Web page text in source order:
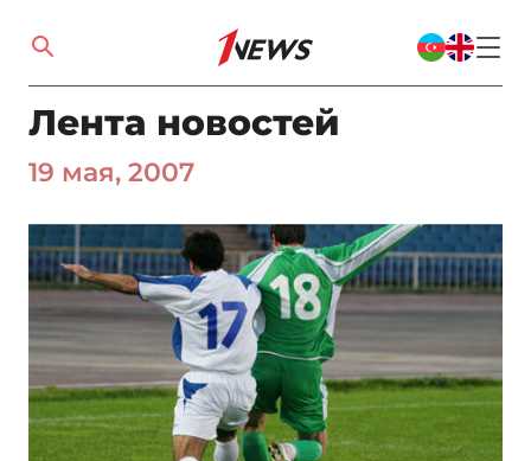
Лента новостей
19 мая, 2007